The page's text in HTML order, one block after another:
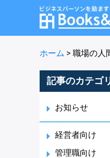
ホーム > 職場の人
記事のカテゴ
お知らせ
経営者向け
管理職向け